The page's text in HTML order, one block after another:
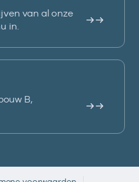
van al onze
in.
B,